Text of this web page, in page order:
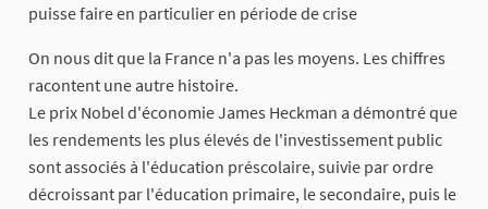
puisse faire en particulier en période de crise
On nous dit que la France n'a pas les moyens. Les chiffres
racontent une autre histoire.
Le prix Nobel d'économie James Heckman a démontré que
les rendements les plus élevés de l'investissement public
sont associés à l'éducation préscolaire, suivie par ordre
décroissant par l'éducation primaire, le secondaire, puis le